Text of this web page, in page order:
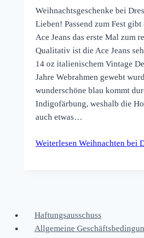
Weihnachtsgeschenke bei
Lieben! Passend zum Fest gibt
Ace Jeans das erste Mal zum
Qualitativ ist die Ace Jeans
14 oz italienischem Vintage
Jahre Webrahmen gewebt
wunderschöne blau kommt
Indigofärbung, weshalb die
auch etwas…
Weiterlesen Weihnachten bei
Haftungsausschuss
Allgemeine